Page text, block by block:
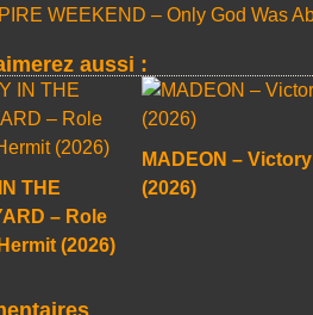
aussi :
THE
– Role
(2026)
MADEON – Victory
(2026)